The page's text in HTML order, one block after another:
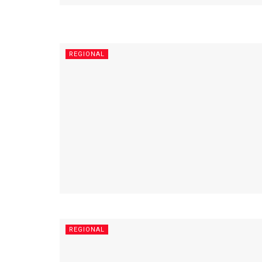
REGIONAL
REGIONAL